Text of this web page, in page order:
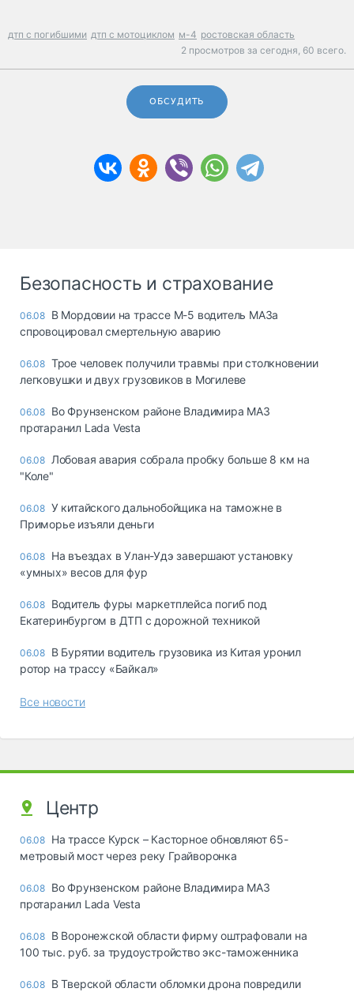
дтп с погибшими дтп с мотоциклом м-4 ростовская область
2 просмотров за сегодня, 60 всего.
ОБСУДИТЬ
Безопасность и страхование
06.08 В Мордовии на трассе М-5 водитель МАЗа
спровоцировал смертельную аварию
06.08 Трое человек получили травмы при столкновении
легковушки и двух грузовиков в Могилеве
06.08 Во Фрунзенском районе Владимира МАЗ
протаранил Lada Vesta
06.08 Лобовая авария собрала пробку больше 8 км на
"Коле"
06.08 У китайского дальнобойщика на таможне в
Приморье изъяли деньги
06.08 Ha въeздax в Улaн-Удэ зaвepшaют ycтaнoвкy
«yмныx» вecoв для фyp
06.08 Водитель фуры маркетплейса погиб под
Екатеринбургом в ДТП с дорожной техникой
06.08 В Бурятии водитель грузовика из Китая уронил
ротор на трассу «Байкал»
Все новости
Центр
06.08 На трассе Курск – Касторное обновляют 65-
метровый мост через реку Грайворонка
06.08 Во Фрунзенском районе Владимира МАЗ
протаранил Lada Vesta
06.08 В Воронежской области фирму оштрафовали на
100 тыс. руб. за трудоустройство экс-таможенника
06.08 В Тверской области обломки дрона повредили